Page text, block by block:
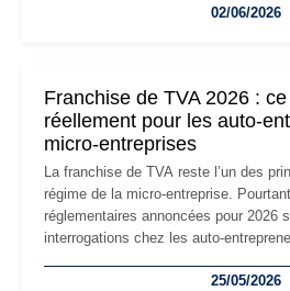
les auto-entrepreneurs devront02/06/2026
Franchise de TVA 2026 :
réellement pour les auto-
micro-entreprises
La franchise de TVA reste l’un des
régime de la micro-entreprise.
réglementaires annoncées pour 2026
interrogations chez les auto-
facturation ou risque de bascule vers
25/05/2026